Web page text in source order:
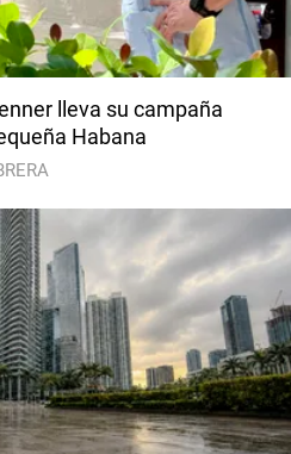
lleva su campaña
Habana